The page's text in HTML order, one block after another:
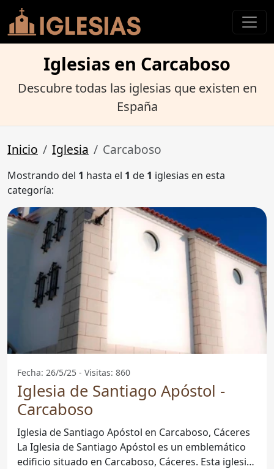
Iglesias en Carcaboso
Descubre todas las iglesias que existen en
España
Inicio Iglesia Carcaboso
Mostrando del 1 hasta el 1 de 1 iglesias en esta
categoría:
Fecha: 26/5/25 - Visitas: 860
Iglesia de Santiago Apóstol -
Carcaboso
Iglesia de Santiago Apóstol en Carcaboso, Cáceres
La Iglesia de Santiago Apóstol es un emblemático
edificio situado en Carcaboso, Cáceres. Esta iglesia